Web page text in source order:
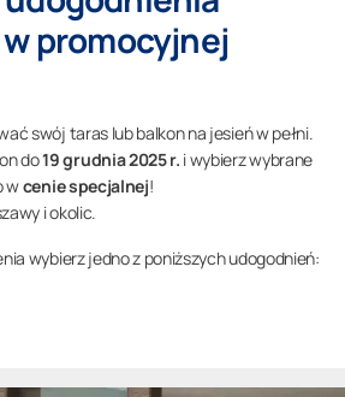
w promocyjnej
swój taras lub balkon na jesień w pełni.
do19 grudnia 2025 r. i wybierz wybrane
wcenie specjalnej!
i okolic.
wybierz jedno z poniższych udogodnień: